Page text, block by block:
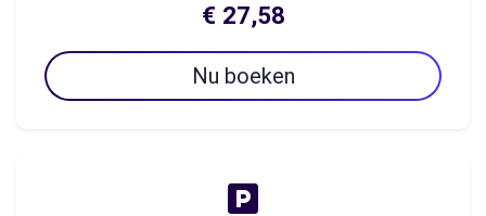
€ 27,58
Nu boeken